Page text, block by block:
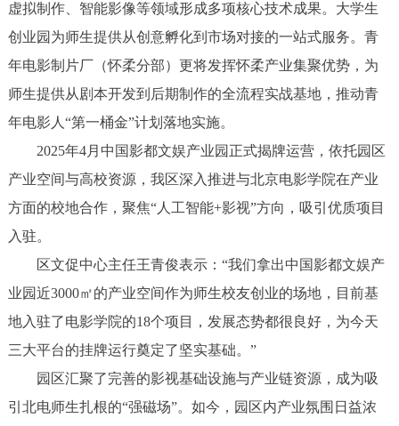
虚拟制作、智能影像等领域形成多项核心技术成果。大学生
创业园为师生提供从创意孵化到市场对接的一站式服务。青
年电影制片厂（怀柔分部）更将发挥怀柔产业集聚优势，为
师生提供从剧本开发到后期制作的全流程实战基地，推动青
年电影人“第一桶金”计划落地实施。
2025年4月中国影都文娱产业园正式揭牌运营，依托园区
产业空间与高校资源，我区深入推进与北京电影学院在产业
方面的校地合作，聚焦“人工智能+影视”方向，吸引优质项目
入驻。
区文促中心主任王青俊表示：“我们拿出中国影都文娱产
业园近3000㎡的产业空间作为师生校友创业的场地，目前基
地入驻了电影学院的18个项目，发展态势都很良好，为今天
三大平台的挂牌运行奠定了坚实基础。”
园区汇聚了完善的影视基础设施与产业链资源，成为吸
引北电师生扎根的“强磁场”。如今，园区内产业氛围日益浓